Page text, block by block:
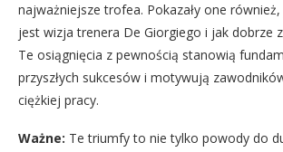
najważniejsze trofea. Pokazały one
jest wizja trenera De Giorgiego i jak dobrze
Te osiągnięcia z pewnością stanowią
przyszłych sukcesów i motywują
ciężkiej pracy.
Ważne: Te triumfy to nie tylko powody do